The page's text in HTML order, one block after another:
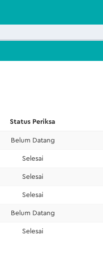
Status Periksa
Belum Datang
Selesai
Selesai
Selesai
Belum Datang
Selesai